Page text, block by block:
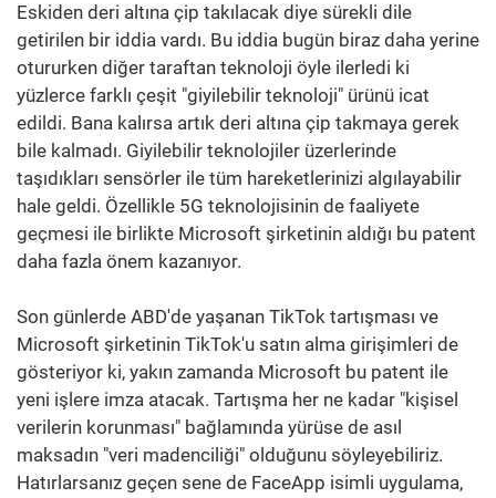
Eskiden deri altına çip takılacak diye sürekli dile
getirilen bir iddia vardı. Bu iddia bugün biraz daha yerine
otururken diğer taraftan teknoloji öyle ilerledi ki
yüzlerce farklı çeşit "giyilebilir teknoloji" ürünü icat
edildi. Bana kalırsa artık deri altına çip takmaya gerek
bile kalmadı. Giyilebilir teknolojiler üzerlerinde
taşıdıkları sensörler ile tüm hareketlerinizi algılayabilir
hale geldi. Özellikle 5G teknolojisinin de faaliyete
geçmesi ile birlikte Microsoft şirketinin aldığı bu patent
daha fazla önem kazanıyor.
Son günlerde ABD'de yaşanan TikTok tartışması ve
Microsoft şirketinin TikTok'u satın alma girişimleri de
gösteriyor ki, yakın zamanda Microsoft bu patent ile
yeni işlere imza atacak. Tartışma her ne kadar "kişisel
verilerin korunması" bağlamında yürüse de asıl
maksadın "veri madenciliği" olduğunu söyleyebiliriz.
Hatırlarsanız geçen sene de FaceApp isimli uygulama,